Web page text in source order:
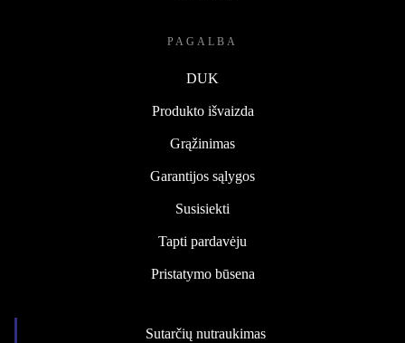
PAGALBA
DUK
Produkto išvaizda
Grąžinimas
Garantijos sąlygos
Susisiekti
Tapti pardavėju
Pristatymo būsena
Sutarčių nutraukimas